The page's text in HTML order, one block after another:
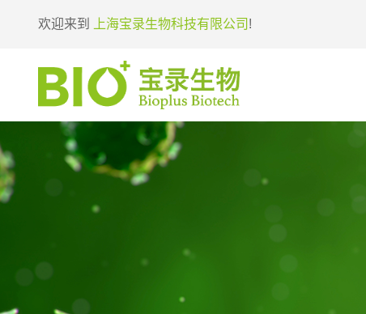
欢迎来到 上海宝录生物科技有限公司 !